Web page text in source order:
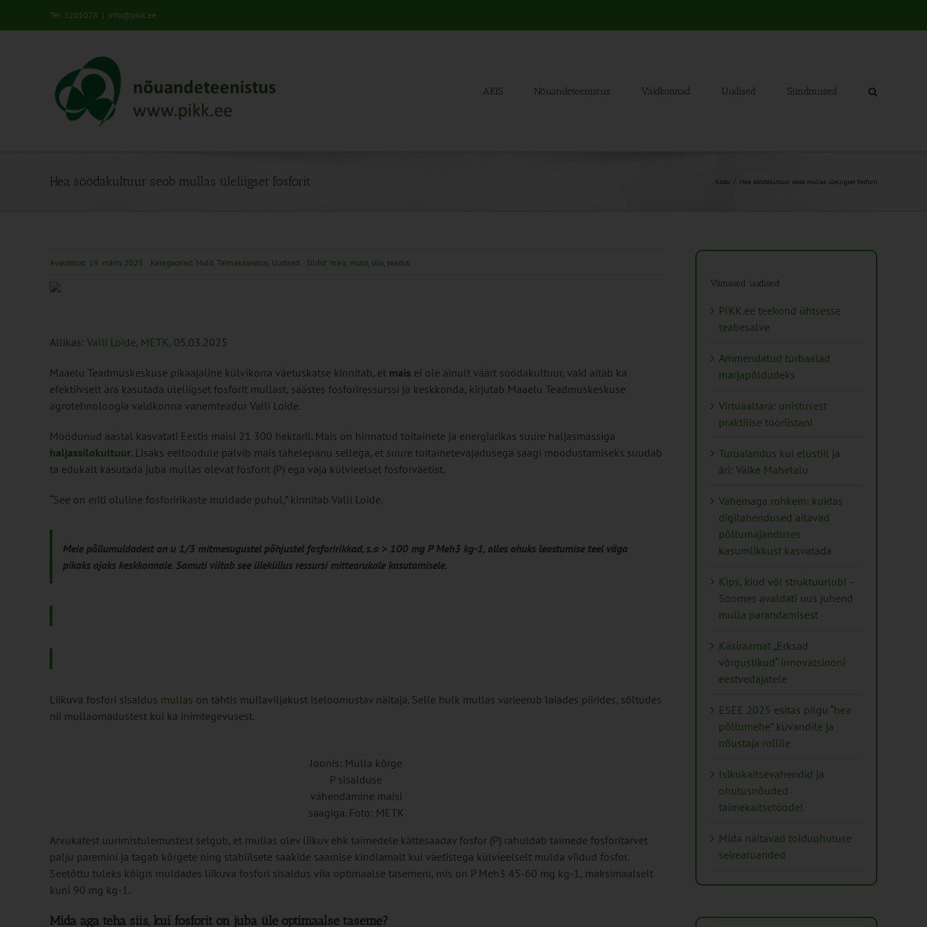
Tel: 5201078 | info@pikk.ee
AKIS Nõuandeteenistus Valdkonnad Uudised Sündmused
Hea söödakultuur seob mullas üleliigset fosforit Kodu Hea söödakultuur seob mullas üleliigset fosforit
Avaldatud: 19. märts 2025 Kategooriad: Muld, Taimekasvatus Uudised Sildid: mais muld, silo, teadus
Allikas: Valli Loide, METK, 05.03.2025
Maaelu Teadmuskeskuse pikaajaline külvikorra väetuskatse kinnitab, et mais ei ole ainult väärt söödakultuur, vaid aitab ka
efektiivselt ära kasutada üleliigset fosforit mullast, säästes fosforiressurssi ja keskkonda, kirjutab Maaelu Teadmuskeskuse
agrotehnoloogia valdkonna vanemteadur Valli Loide.
Möödunud aastal kasvatati Eestis maisi 21 300 hektaril. Mais on hinnatud toitainete ja energiarikas suure haljasmassiga
haljassilokultuur. Lisaks eeltoodule pälvib mais tähelepanu sellega, et suure toitainetevajadusega saagi moodustamiseks suudab
ta edukalt kasutada juba mullas olevat fosforit (P) ega vaja külvieelset fosforväetist.
“See on eriti oluline fosforirikaste muldade puhul,” kinnitab Valli Loide.
Meie põllumuldadest on u 1/3 mitmesugustel põhjustel fosforirikkad, s.o > 100 mg P Meh3 kg-1, olles ohuks leostumise teel väga
pikaks ajaks keskkonnale. Samuti viitab see üleküllus ressursi mittearukale kasutamisele.
Liikuva fosfori sisaldus mullas on tähtis mullaviljakust iseloomustav näitaja. Selle hulk mullas varieerub laiades piirides, sõltudes
nii mullaomadustest kui ka inimtegevusest.
Joonis: Mulla kõrge
P sisalduse
vähendamine maisi
saagiga. Foto: METK
Arvukatest uurimistulemustest selgub, et mullas olev liikuv ehk taimedele kättesaadav fosfor (P) rahuldab taimede fosforitarvet
palju paremini ja tagab kõrgete ning stabiilsete saakide saamise kindlamalt kui väetistega külvieelselt mulda viidud fosfor.
Seetõttu tuleks kõigis muldades liikuva fosfori sisaldus viia optimaalse tasemeni, mis on P Meh3 45-60 mg kg-1, maksimaalselt
kuni 90 mg kg-1.
Mida aga teha siis, kui fosforit on juba üle optimaalse taseme?
Viimased uudised
PIKK.ee teekond ühtsesse
teabesalve
Ammendatud turbaalad
marjapõldudeks
Virtuaaltara: unistusest
praktilise tööriistani
Turuaiandus kui elustiil ja
äri: Väike Mahetalu
Vähemaga rohkem: kuidas
digilahendused aitavad
põllumajanduses
kasumlikkust kasvatada
Kips, kiud või struktuurlubi –
Soomes avaldati uus juhend
mulla parandamisest
Käsiraamat „Erksad
võrgustikud“ innovatsiooni
eestvedajatele
ESEE 2025 esitas pilgu “hea
põllumehe” kuvandile ja
nõustaja rollile
Isikukaitsevahendid ja
ohutusnõuded
taimekaitsetöödel
Mida näitavad toiduohutuse
seirearuanded